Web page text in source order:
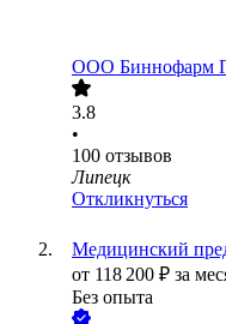
ООО Биннофарм
3.8
•
100 отзывов
Липецк
Откликнуться
Медицинский
от 118 200 ₽ за
Без опыта